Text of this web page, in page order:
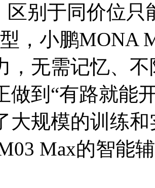
区别于同价位只
，小鹏MONA
，无需记忆、
做到“有路就能
大规模的训练
Max的智能